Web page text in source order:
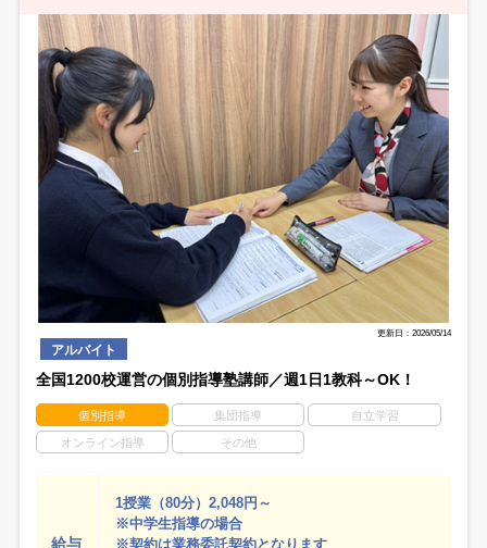
更新日：2026/05/14
アルバイト
全国1200校運営の個別指導塾講師／週1日1教科～OK！
個別指導 集団指導 自立学習
オンライン指導 その他
給与
1授業（80分）2,048円～
※中学生指導の場合
※契約は業務委託契約となります